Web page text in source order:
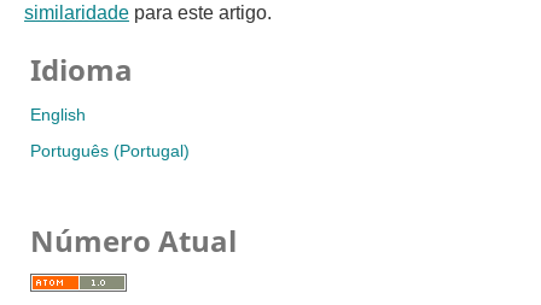
similaridadepara este artigo.
Idioma
English
Português (Portugal)
Número Atual